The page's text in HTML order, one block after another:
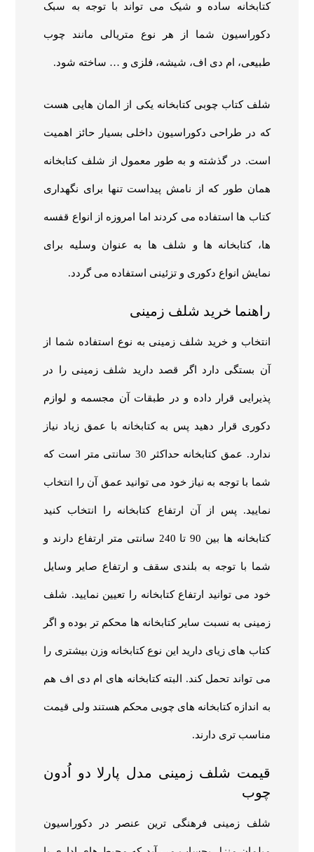
کتابخانه ساده و شیک می تواند با توجه به سبک
دکوراسیون شما از هر نوع متریالی مانند چوب
طبیعی، ام دی اف، شیشه، فلزی و … ساخته شود.
شلف کتاب چوبی کتابخانه یکی از المان هایی هست
که در طراحی دکوراسیون داخلی بسیار حائز اهمیت
است. در گذشته و به طور معمول از شلف کتابخانه
همان طور که از نامش پیداست تنها برای نگهداری
کتاب ها استفاده می کردند اما امروزه از انواع قفسه
ها، کتابخانه ها و شلف ها به عنوان وسلیه برای
نمایش انواع دکوری و تزئینی استفاده می گردد.
راهنما خرید شلف زمینی
انتخاب و خرید شلف زمینی به نوع استفاده شما از
آن بستگی دارد اگر قصد دارید شلف زمینی را در
پذیرایی قرار داده و در طبقات آن مجسمه و لوازم
دکوری قرار دهید پس به کتابخانه با عمق زیاد نیاز
ندارد. عمق کتابخانه حداکثر 30 سانتی متر است که
شما با توجه به نیاز خود می توانید عمق آن را انتخاب
نمایید. پس از آن ارتفاع کتابخانه را انتخاب کنید
کتابخانه ها بین 90 تا 240 سانتی متر ارتفاع دارند و
شما با توجه به بلندی سقف و ارتفاع صایر وسایل
خود می توانید ارتفاع کتابخانه را تعیین نمایید. شلف
زمینی به نسبت سایر کتابخانه ها محکم تر بوده و اگر
کتاب های زیای دارید این نوع کتابخانه وزن بیشتری را
می تواند تحمل کند. البته کتابخانه های ام دی اف هم
به اندازه کتابخانه های چوبی محکم هستند ولی قیمت
مناسب تری دارند.
قیمت شلف زمینی مدل پارلا دو اُدون
چوب
شلف زمینی فرهنگی ترین عنصر در دکوراسیون